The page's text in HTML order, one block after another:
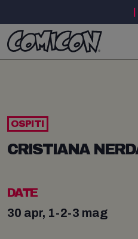
OSPITI
CRISTIANA
DATE
30 apr, 1-2-3 mag